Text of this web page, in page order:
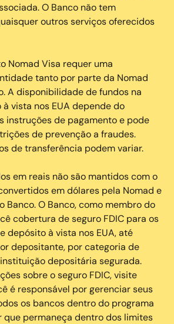
O Banco não tem
outros serviços oferecidos
Nomad Visa requer uma
tanto por parte da Nomad
A disponibilidade de fundos na
vista nos EUA depende do
instruções de pagamento e pode
de prevenção a fraudes.
de transferência podem variar.
em reais não são mantidos com o
em dólares pela Nomad e
Banco. O Banco, como membro do
cobertura de seguro FDIC para os
depósito à vista nos EUA, até
depositante, por categoria de
depositária segurada.
sobre o seguro FDIC, visite
é responsável por gerenciar seus
os bancos dentro do programa
que permaneça dentro dos limites